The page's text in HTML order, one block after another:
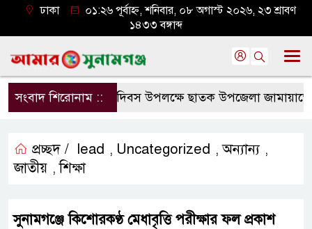
ঢাকা
০১:২৬ পূর্বাহ্ন, শনিবার, ০৮ অগাস্ট ২০২৬, ২৩ শ্রাবণ
১৪৩৩ বঙ্গাব্দ
সংবাদ শিরোনাম ::
জুলাই শহীদ দিবস উপলক্ষে ছাতক উপজেলা জামায়াতের
প্রচ্ছদ / lead , Uncategorized ,অন্যান্য ,
জাতীয় ,শিক্ষা
সুনামগঞ্জে কিশোরকণ্ঠ মেধাবৃত্তি পরীক্ষার ফল প্রকাশ